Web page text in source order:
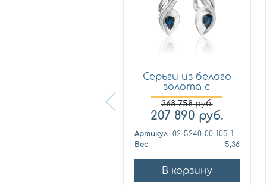
Серьги из белого
золота с
бриллиантом...
368 758руб.
207 890 руб.
Артикул
02-5240-00-105-1120
Вес
5,36
В корзину